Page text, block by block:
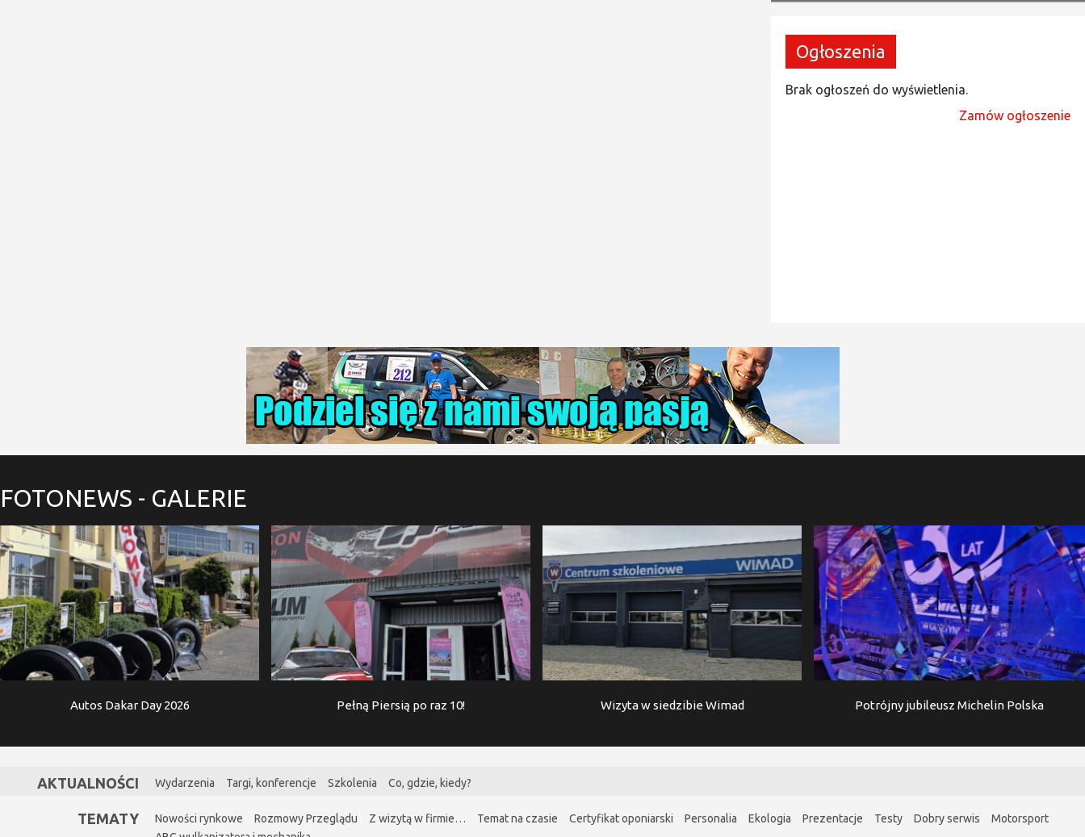
Ogłoszenia
Brak ogłoszeń do wyświetlenia.
Zamów ogłoszenie
FOTONEWS - GALERIE
Autos Dakar Day 2026 Pełną Piersią po raz 10! Wizyta w siedzibie Wimad Potrójny jubileusz Michelin Polska
AKTUALNOŚCI Wydarzenia Targi, konferencje Szkolenia Co, gdzie, kiedy?
TEMATY Nowości rynkowe Rozmowy Przeglądu Z wizytą w firmie… Temat na czasie Certyfikat oponiarski Personalia Ekologia Prezentacje Testy Dobry serwis
Motorsport